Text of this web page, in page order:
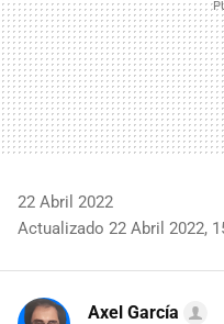
22 Abril 2022
Actualizado 22 Abril 2022,
Axel García